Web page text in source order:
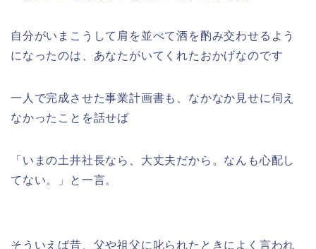
自分がいまこうして肩を並べて酒を酌み交わせるよう
になったのは、あなたがいてくれたおかげなのです
一人で完成させた事業計画書も、なかなか見せに伺え
なかったことを話せば
「いまの土井社長なら、大丈夫だから。なんも心配し
てない。」と一言。
そういえば昔、父や祖父に叱られたときによく言われ